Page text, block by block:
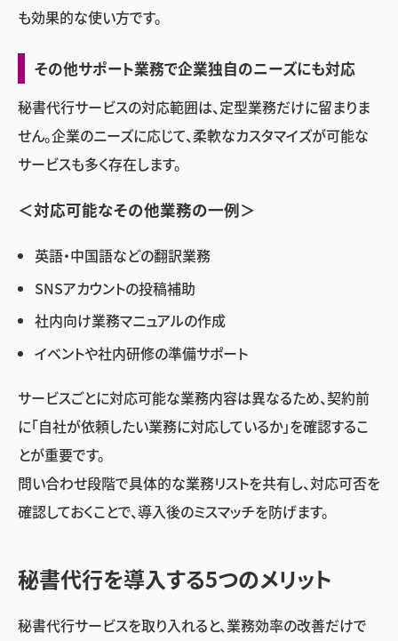
も効果的な使い方です。
その他サポート業務で企業独自のニーズにも対応
秘書代行サービスの対応範囲は、定型業務だけに留まりま
せん。企業のニーズに応じて、柔軟なカスタマイズが可能な
サービスも多く存在します。
＜対応可能なその他業務の一例＞
英語・中国語などの翻訳業務
SNSアカウントの投稿補助
社内向け業務マニュアルの作成
イベントや社内研修の準備サポート
サービスごとに対応可能な業務内容は異なるため、契約前
に「自社が依頼したい業務に対応しているか」を確認するこ
とが重要です。
問い合わせ段階で具体的な業務リストを共有し、対応可否を
確認しておくことで、導入後のミスマッチを防げます。
秘書代行を導入する5つのメリット
秘書代行サービスを取り入れると、業務効率の改善だけで